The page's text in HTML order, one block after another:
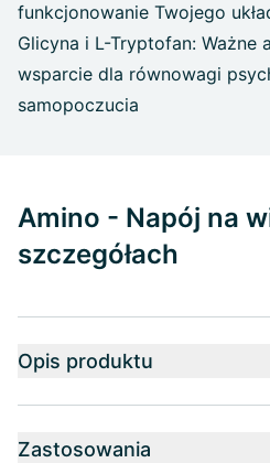
funkcjonowanie Twojego
Glicyna i L-Tryptofan: Ważne
wsparcie dla równowagi
samopoczucia
Amino - Napój na
szczegółach
Opis produktu
Zastosowania